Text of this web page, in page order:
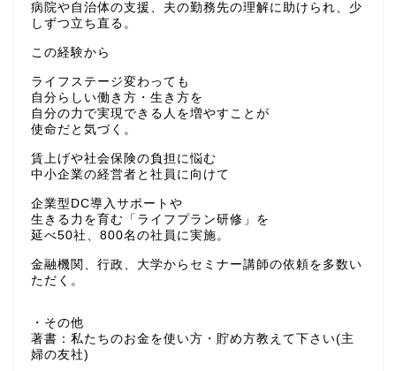
病院や自治体の支援、夫の勤務先の理解に助けられ、少
しずつ立ち直る。
この経験から
ライフステージ変わっても
自分らしい働き方・生き方を
自分の力で実現できる人を増やすことが
使命だと気づく。
賃上げや社会保険の負担に悩む
中小企業の経営者と社員に向けて
企業型DC導入サポートや
生きる力を育む「ライフプラン研修」を
延べ50社、800名の社員に実施。
金融機関、行政、大学からセミナー講師の依頼を多数い
ただく。
・その他
著書：私たちのお金を使い方・貯め方教えて下さい(主
婦の友社)